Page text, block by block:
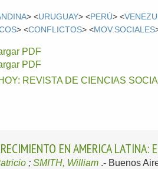
> <URUGUAY> <PERÚ> <
> <CONFLICTOS> <MOV.SOCIALES
PDF
PDF
REVISTA DE CIENCIAS
EN AMERICA
;SMITH, William .- Buenos